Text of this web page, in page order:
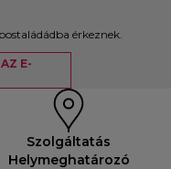
érkeznek.
E-
Szolgáltatás
Helymeghatározó